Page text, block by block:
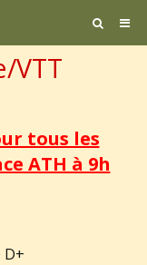
VTT
tous les
ATH à 9h
D+